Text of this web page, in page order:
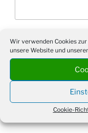
Wir verwenden Cookies
unsere Website und
Cookie-
Vorheriger